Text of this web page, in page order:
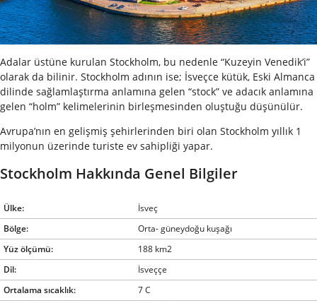
Adalar üstüne kurulan Stockholm, bu nedenle “Kuzeyin Venedik’i”
olarak da bilinir. Stockholm adının ise; İsveçce kütük, Eski Almanca
dilinde sağlamlaştırma anlamına gelen “stock” ve adacık anlamına
gelen “holm” kelimelerinin birleşmesinden oluştuğu düşünülür.
Avrupa’nın en gelişmiş şehirlerinden biri olan Stockholm yıllık 1
milyonun üzerinde turiste ev sahipliği yapar.
Stockholm Hakkında Genel Bilgiler
Ülke:
İsveç
Bölge:
Orta- güneydoğu kuşağı
Yüz ölçümü:
188 km2
Dil:
İsveççe
Ortalama sıcaklık:
7 C